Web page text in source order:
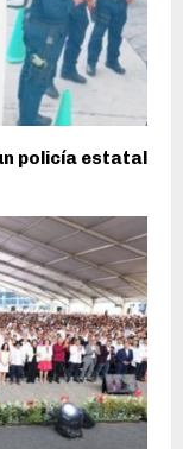
policía estatal